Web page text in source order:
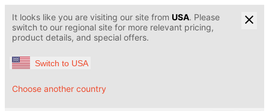
It looks like you are visiting our site from USA. Please
switch to our regional site for more relevant pricing,
product details, and special offers.
Switch to USA
Choose another country